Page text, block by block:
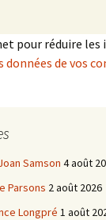
pour réduire les
données de vos
Samson 4 août
Parsons 2 août 2026
Longpré 1 août